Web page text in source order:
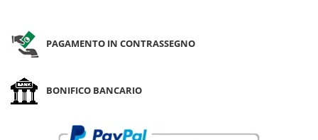
PAGAMENTO IN CONTRASSEGNO
BONIFICO BANCARIO